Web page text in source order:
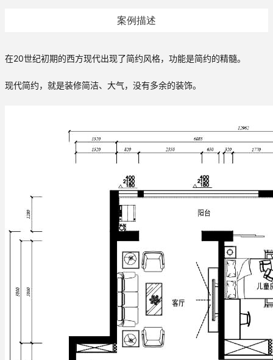
案例描述
在20世纪初期的西方现代出现了简约风格，功能是简约的精髓。
现代简约，就是装修简洁、大气，没有多余的装饰。